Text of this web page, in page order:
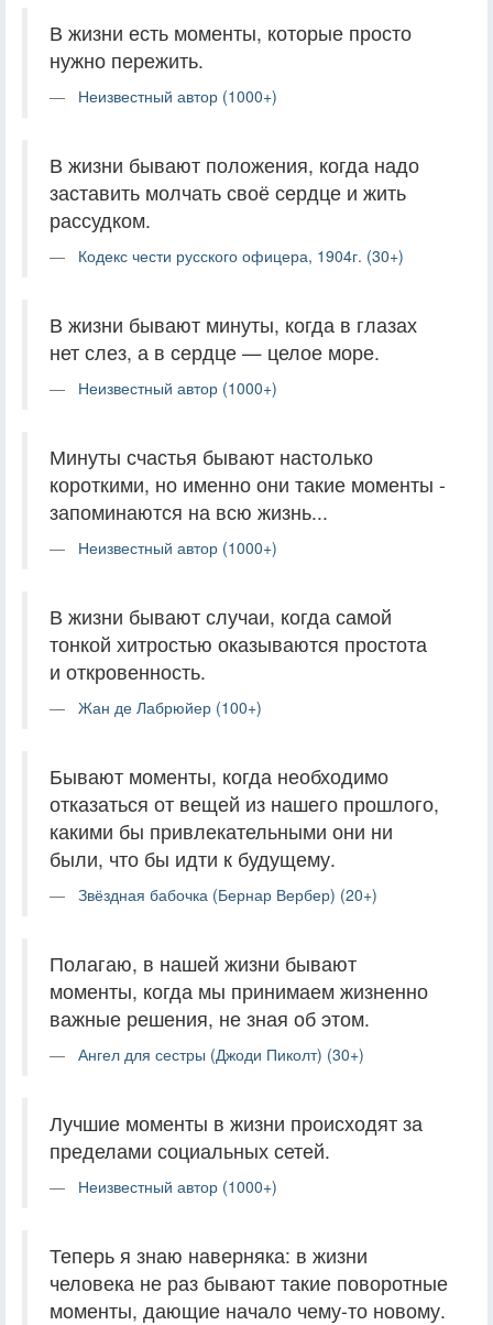
В жизни есть моменты, которые просто
нужно пережить.
Неизвестный автор (1000+)
В жизни бывают положения, когда надо
заставить молчать своё сердце и жить
рассудком.
Кодекс чести русского офицера, 1904г. (30+)
В жизни бывают минуты, когда в глазах
нет слез, а в сердце — целое море.
Неизвестный автор (1000+)
Минуты счастья бывают настолько
короткими, но именно они такие моменты -
запоминаются на всю жизнь...
Неизвестный автор (1000+)
В жизни бывают случаи, когда самой
тонкой хитростью оказываются простота
и откровенность.
Жан де Лабрюйер (100+)
Бывают моменты, когда необходимо
отказаться от вещей из нашего прошлого,
какими бы привлекательными они ни
были, что бы идти к будущему.
Звёздная бабочка (Бернар Вербер) (20+)
Полагаю, в нашей жизни бывают
моменты, когда мы принимаем жизненно
важные решения, не зная об этом.
Ангел для сестры (Джоди Пиколт) (30+)
Лучшие моменты в жизни происходят за
пределами социальных сетей.
Неизвестный автор (1000+)
Теперь я знаю наверняка: в жизни
человека не раз бывают такие поворотные
моменты, дающие начало чему-то новому.